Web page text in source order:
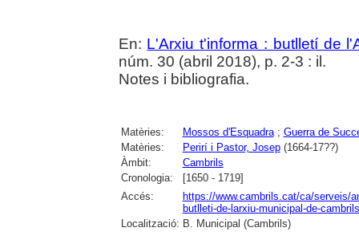
En: L'Arxiu t'informa : butlletí de
núm. 30 (abril 2018), p. 2-3 : il.
Notes i bibliografia.
Matèries: Mossos d'Esquadra; Guerra de
Matèries:
Perirí i Pastor, Josep(1664-17??)
Àmbit:
Cambrils
Cronologia:
[1650 - 1719]
Accés:
https://www.cambrils.cat/ca/serveis/
butlleti-de-larxiu-municipal-de-
Localització: B. Municipal (Cambrils)